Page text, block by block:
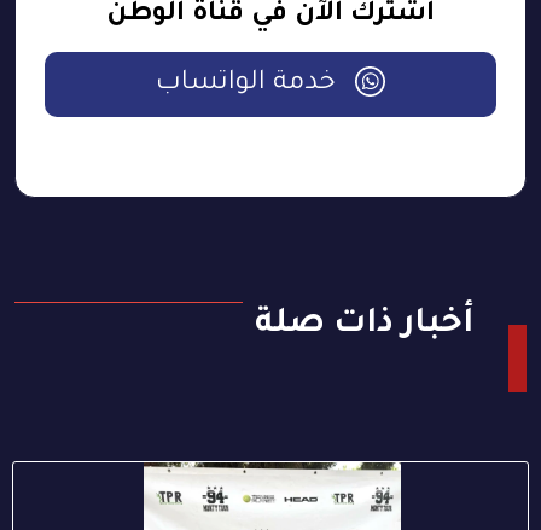
اشترك الآن في قناة الوطن
خدمة الواتساب
أخبار ذات صلة